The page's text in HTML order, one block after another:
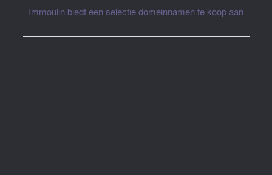
Immoulin biedt een selectie domeinnamen te koop aan